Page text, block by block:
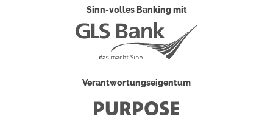
Sinn-volles Banking mit
Verantwortungseigentum